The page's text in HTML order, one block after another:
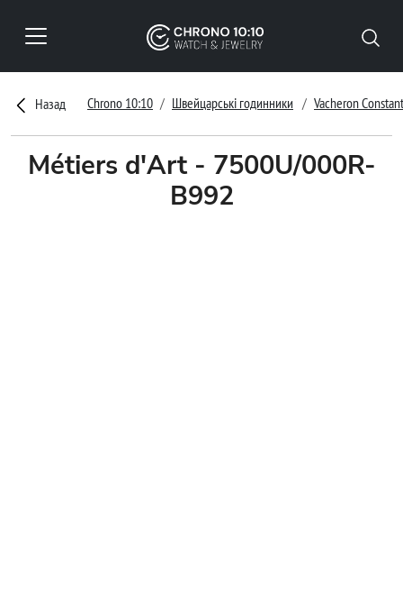
Назад Chrono 10:10 Швейцарські годинники Vacheron
Métiers d'Art - 7500U/000R-
B992